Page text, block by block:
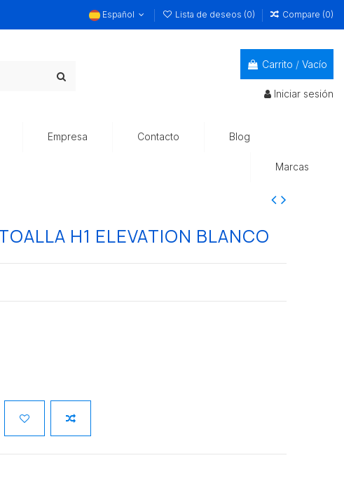
Español Lista de deseos (0) Compare (0)
Carrito / Vacío
Iniciar sesión
Empresa Contacto Blog
Marcas
H1 ELEVATION BLANCO